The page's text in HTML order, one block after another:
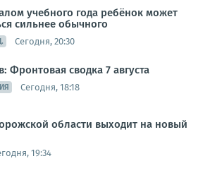
учебного года ребёнок может
сильнее обычного
Сегодня, 20:30
Фронтовая сводка 7 августа
Сегодня, 18:18
области выходит на новый
19:34